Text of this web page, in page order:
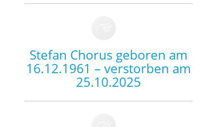
Stefan Chorus geboren am
16.12.1961 – verstorben am
25.10.2025